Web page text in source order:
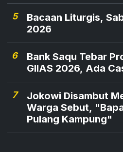
5
Bacaan Liturgis,
2026
6
Bank Saqu Tebar
GIIAS 2026, Ada
7
Jokowi Disambut
Warga Sebut, "Bapa Kesayangan
Pulang Kampung"